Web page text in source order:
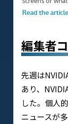
編集者
先週は
あり、
した。個人
ニュースが